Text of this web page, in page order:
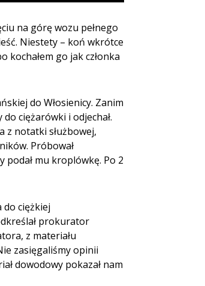
na górę wozu pełnego
Niestety – koń wkrótce
kochałem go jak członka
do Włosienicy. Zanim
ciężarówki i odjechał.
z notatki służbowej,
Próbował
podał mu kroplówkę. Po 2
do ciężkiej
prokurator
z materiału
zasięgaliśmy opinii
dowodowy pokazał nam